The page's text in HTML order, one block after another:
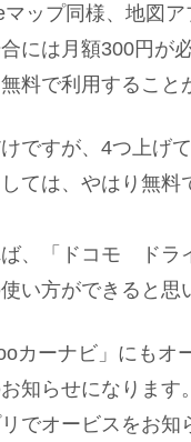
ップ同様、地図
には月額300円が
料で利用すること
ですが、4つ上げて
ては、やはり無
、「ドコモ ドラ
い方ができると思
カーナビ」にもオ
知らせになります。
でオービスをお